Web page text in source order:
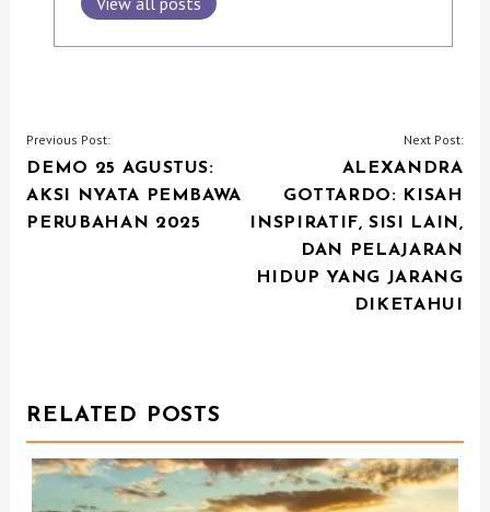
P
O
G
A
T
Previous Post:
DEMO 25 AGUSTUS:
AKSI NYATA PEMBAWA
PERUBAHAN 2025
Next Post:
ALEXANDRA
GOTTARDO: KISAH
INSPIRATIF, SISI LAIN,
DAN PELAJARAN
HIDUP YANG JARANG
DIKETAHUI
RELATED POSTS